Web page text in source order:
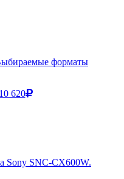
форматы
10 620
Sony SNC-CX600W.